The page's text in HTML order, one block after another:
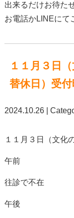
出来るだけお待た
お電話かLINEにて
１１月３日
替休日）受
2024.10.26 |
１１月３日（文化
午前
往診で不在
午後